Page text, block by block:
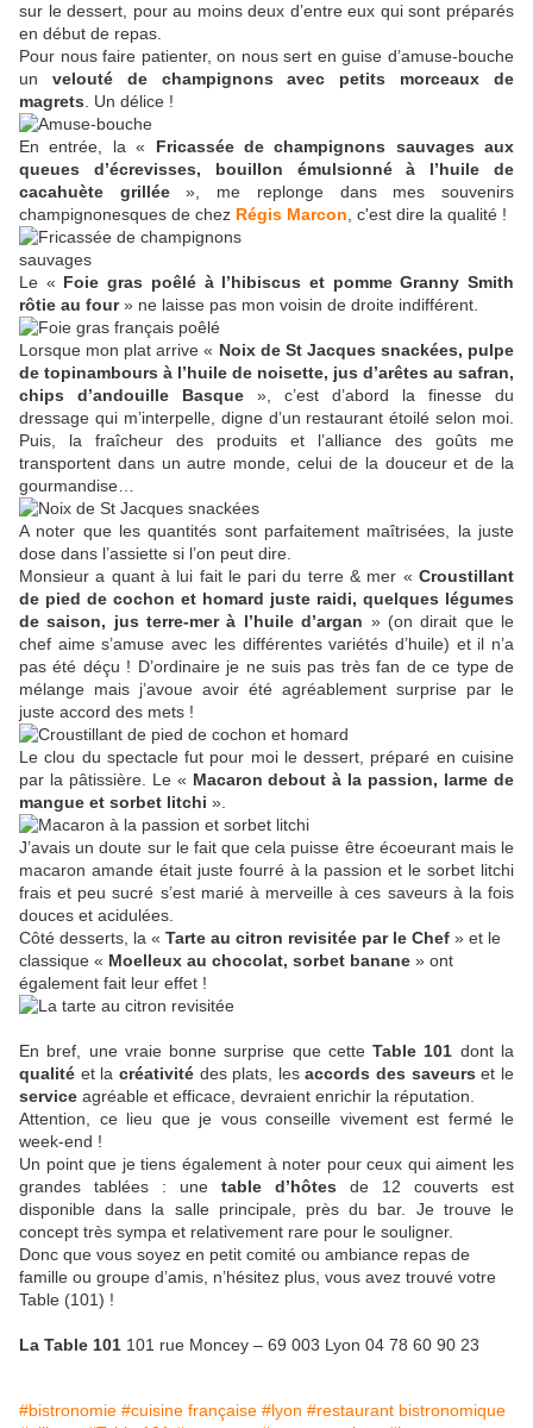
sur le dessert, pour au moins deux d’entre eux qui sont préparés
en début de repas.
Pour nous faire patienter, on nous sert en guise d’amuse-bouche
un velouté de champignons avec petits morceaux de
magrets . Un délice !
En entrée, la « Fricassée de champignons sauvages aux
queues d’écrevisses, bouillon émulsionné à l’huile de
cacahuète grillée», me replonge dans mes souvenirs
champignonesques de chez Régis Marcon , c'est dire la qualité !
Le « Foie gras poêlé à l’hibiscus et pomme Granny Smith
rôtie au four» ne laisse pas mon voisin de droite indifférent.
Lorsque mon plat arrive « Noix de St Jacques snackées, pulpe
de topinambours à l’huile de noisette, jus d’arêtes au safran,
chips d’andouille Basque », c’est d’abord la finesse du
dressage qui m’interpelle, digne d’un restaurant étoilé selon moi.
Puis, la fraîcheur des produits et l’alliance des goûts me
transportent dans un autre monde, celui de la douceur et de la
gourmandise…
A noter que les quantités sont parfaitement maîtrisées, la juste
dose dans l’assiette si l’on peut dire.
Monsieur a quant à lui fait le pari du terre & mer « Croustillant
de pied de cochon et homard juste raidi, quelques légumes
de saison, jus terre-mer à l’huile d’argan » (on dirait que le
chef aime s’amuse avec les différentes variétés d’huile) et il n’a
pas été déçu ! D’ordinaire je ne suis pas très fan de ce type de
mélange mais j’avoue avoir été agréablement surprise par le
juste accord des mets !
Le clou du spectacle fut pour moi le dessert, préparé en cuisine
par la pâtissière. Le « Macaron debout à la passion, larme de
mangue et sorbet litchi ».
J’avais un doute sur le fait que cela puisse être écoeurant mais le
macaron amande était juste fourré à la passion et le sorbet litchi
frais et peu sucré s’est marié à merveille à ces saveurs à la fois
douces et acidulées.
Côté desserts, la « Tarte au citron revisitée par le Chef » et le
classique « Moelleux au chocolat, sorbet banane » ont
également fait leur effet !
En bref, une vraie bonne surprise que cetteTable 101 dont la
qualité et la créativitédes plats, lesaccords des saveurs et le
service agréable et efficace, devraient enrichir la réputation.
Attention, ce lieu que je vous conseille vivement est fermé le
week-end !
Un point que je tiens également à noter pour ceux qui aiment les
grandes tablées : une table d’hôtes de 12 couverts est
disponible dans la salle principale, près du bar. Je trouve le
concept très sympa et relativement rare pour le souligner.
Donc que vous soyez en petit comité ou ambiance repas de
famille ou groupe d’amis, n’hésitez plus, vous avez trouvé votre
Table (101) !
La Table 101 101 rue Moncey – 69 003 Lyon 04 78 60 90 23
#bistronomie #cuisine française #lyon #restaurant bistronomique